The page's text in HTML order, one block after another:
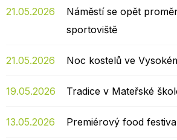
21.05.2026
Náměstí se opět
sportoviště
21.05.2026 Noc kostelů ve
19.05.2026 Tradice v Mateřské
13.05.2026 Premiérový food